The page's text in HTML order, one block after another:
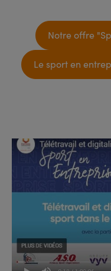
Notre offre
Le sport en